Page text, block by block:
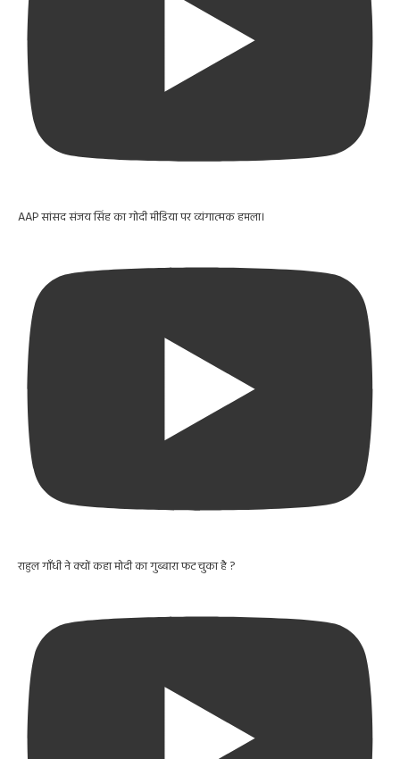
AAP सांसद संजय सिंह का गोदी मीडिया पर व्यंगात्मक हमला।
राहुल गाँधी ने क्यों कहा मोदी का गुब्बारा फट चुका है ?